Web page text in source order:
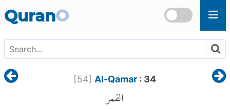
QuranO
[54] Al-Qamar : 34
القمر